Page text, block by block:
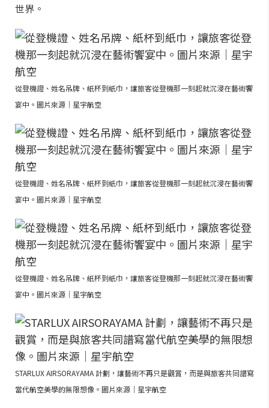
世界。
從登機證、姓名吊牌、紙杯到紙巾，讓旅客從登機那一刻起就沉浸在藝術饗
宴中。圖片來源｜星宇航空
從登機證、姓名吊牌、紙杯到紙巾，讓旅客從登機那一刻起就沉浸在藝術饗
宴中。圖片來源｜星宇航空
從登機證、姓名吊牌、紙杯到紙巾，讓旅客從登機那一刻起就沉浸在藝術饗
宴中。圖片來源｜星宇航空
STARLUX AIRSORAYAMA 計劃，讓藝術不再只是觀賞，而是與旅客共同譜寫
當代航空美學的無限想像。圖片來源｜星宇航空